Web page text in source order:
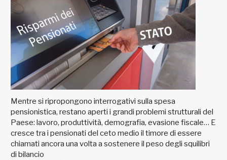
Mentre si ripropongono interrogativi sulla spesa
pensionistica, restano aperti i grandi problemi strutturali del
Paese: lavoro, produttività, demografia, evasione fiscale… E
cresce tra i pensionati del ceto medio il timore di essere
chiamati ancora una volta a sostenere il peso degli squilibri
di bilancio